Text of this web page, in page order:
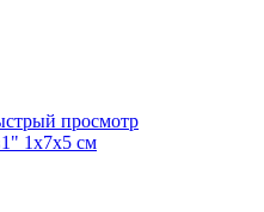
просмотр
1х7х5 см